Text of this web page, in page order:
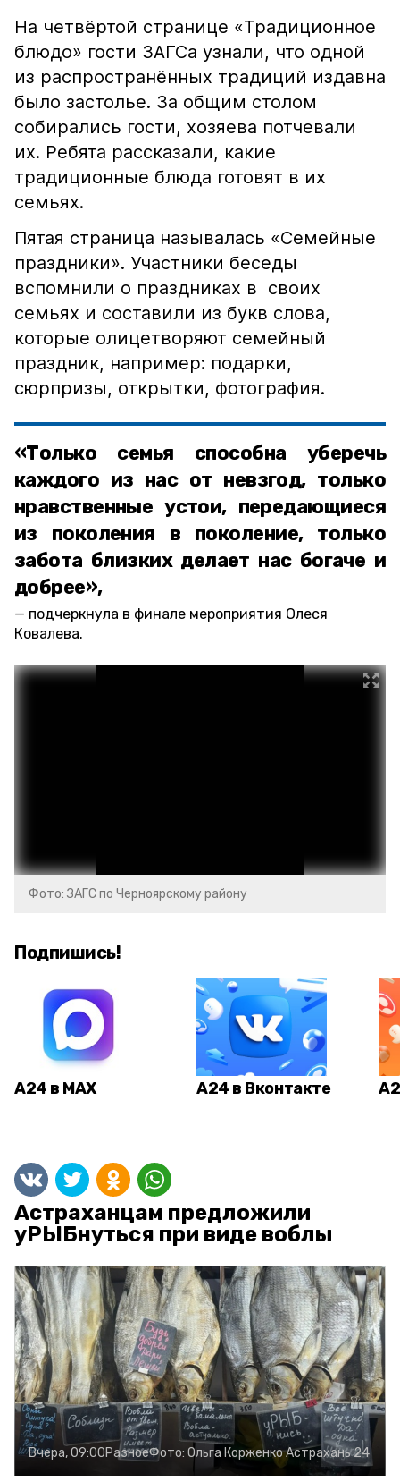
На четвёртой странице «Традиционное
блюдо» гости ЗАГСа узнали, что одной
из распространённых традиций издавна
было застолье. За общим столом
собирались гости, хозяева потчевали
их. Ребята рассказали, какие
традиционные блюда готовят в их
семьях.
Пятая страница называлась «Семейные
праздники». Участники беседы
вспомнили о праздниках в своих
семьях и составили из букв слова,
которые олицетворяют семейный
праздник, например: подарки,
сюрпризы, открытки, фотография.
«Только семья способна уберечь
каждого из нас от невзгод, только
нравственные устои, передающиеся
из поколения в поколение, только
забота близких делает нас богаче и
добрее»,
подчеркнула в финале мероприятия Олеся
Ковалева.
Фото: ЗАГС по Черноярскому району
Подпишись!
А24 в MAX А24 в Вконтакте
Астраханцам предложили
уРЫБнуться при виде воблы
Вчера, 09:00РазноеФото: Ольга КорженкоАстрахань 24